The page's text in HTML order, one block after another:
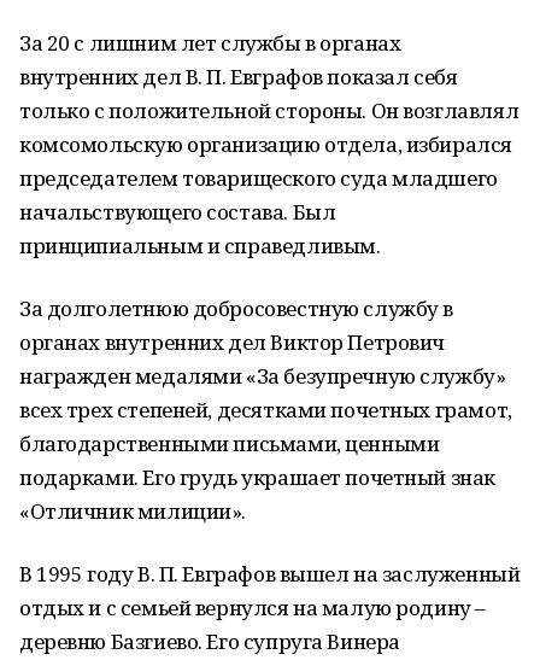
За 20 с лишним лет службы в органах
внутренних дел В. П. Евграфов показал себя
только с положительной стороны. Он возглавлял
комсомольскую организацию отдела, избирался
председателем товарищеского суда младшего
начальствующего состава. Был
принципиальным и справедливым.
За долголетнюю добросовестную службу в
органах внутренних дел Виктор Петрович
награжден медалями «За безупречную службу»
всех трех степеней, десятками почетных грамот,
благодарственными письмами, ценными
подарками. Его грудь украшает почетный знак
«Отличник милиции».
В 1995 году В. П. Евграфов вышел на заслуженный
отдых и с семьей вернулся на малую родину –
деревню Базгиево. Его супруга Винера